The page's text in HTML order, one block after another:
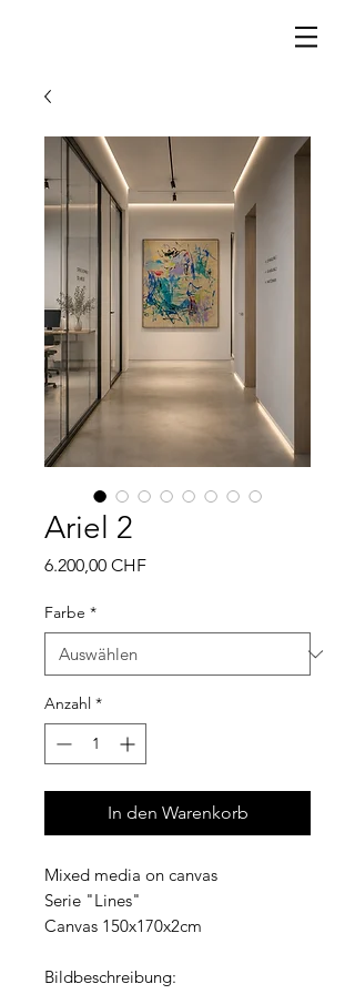
Ariel 2
6.200,00 CHFPreis
Farbe *
Anzahl *
In den Warenkorb
Mixed media on canvas
Serie "Lines"
Canvas 150x170x2cm
Bildbeschreibung: